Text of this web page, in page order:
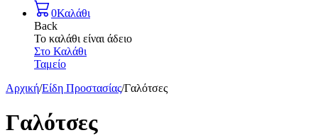
0Καλάθι
Back
Το καλάθι είναι άδειο
Στο Καλάθι
Ταμείο
Αρχική/Είδη Προστασίας/Γαλότσες
Γαλότσες